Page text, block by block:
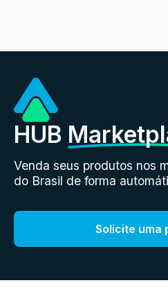
HUB
Venda seus produtos nos
do Brasil de forma
Solicite uma